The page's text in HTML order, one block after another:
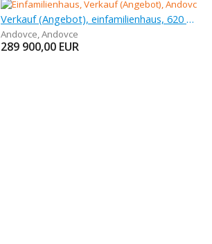
Verkauf (Angebot), einfamilienhaus, 620 m
Andovce,Andovce
289 900,00 EUR